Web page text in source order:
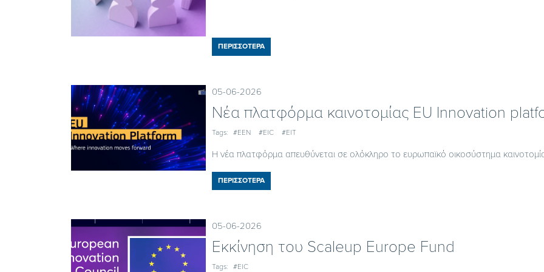
ΠΕΡΙΣΣΟΤΕΡΑ
05-06-2026
Nέα πλατφόρμα καινοτομίας EU Innovation
Tags: #EEN #EIC #EIT
Η νέα πλατφόρμα απευθύνεται σε ολόκληρο το ευρωπαϊκό οικοσύστημα
ΠΕΡΙΣΣΟΤΕΡΑ
05-06-2026
Εκκίνηση του Scaleup Europe Fund
Tags: #EIC